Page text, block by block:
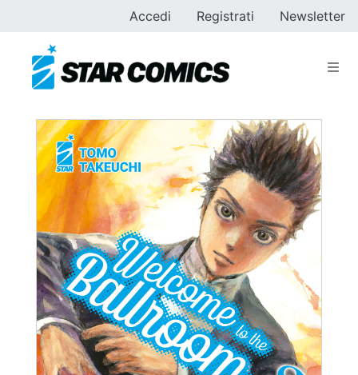
Accedi Registrati Newsletter